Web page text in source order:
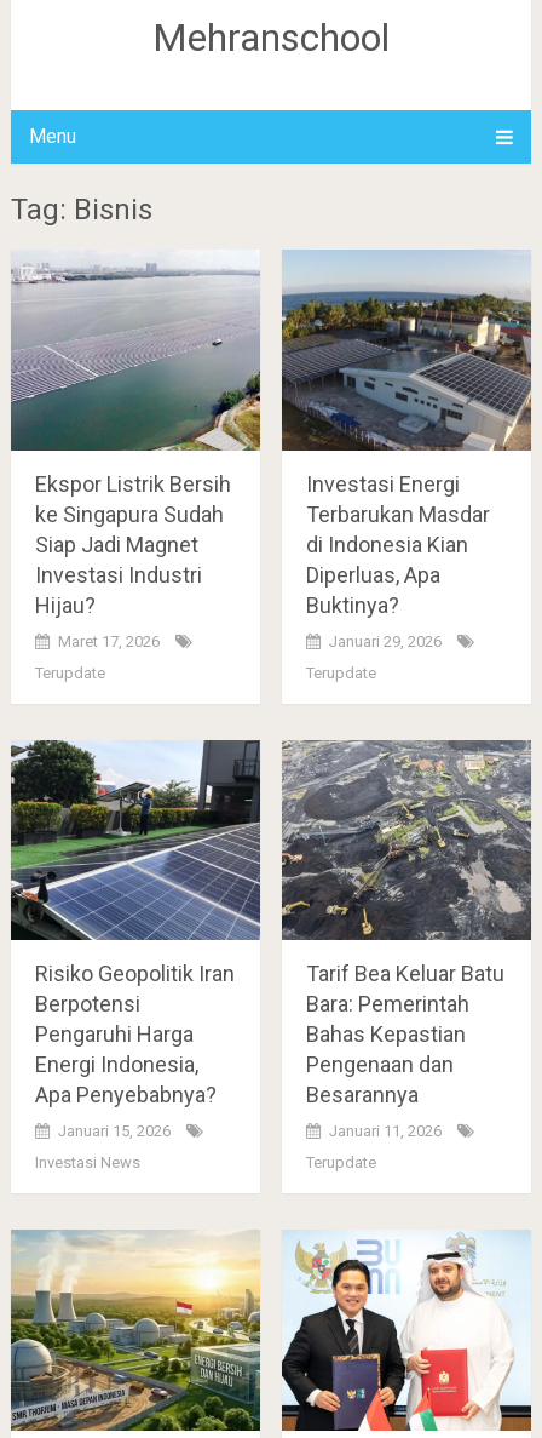
Mehranschool
Menu
Tag: Bisnis
Ekspor Listrik Bersih
ke Singapura Sudah
Siap Jadi Magnet
Investasi Industri
Hijau?
Maret 17, 2026
Terupdate
Investasi Energi
Terbarukan Masdar
di Indonesia Kian
Diperluas, Apa
Buktinya?
Januari 29, 2026
Terupdate
Risiko Geopolitik Iran
Berpotensi
Pengaruhi Harga
Energi Indonesia,
Apa Penyebabnya?
Januari 15, 2026
Investasi News
Tarif Bea Keluar Batu
Bara: Pemerintah
Bahas Kepastian
Pengenaan dan
Besarannya
Januari 11, 2026
Terupdate